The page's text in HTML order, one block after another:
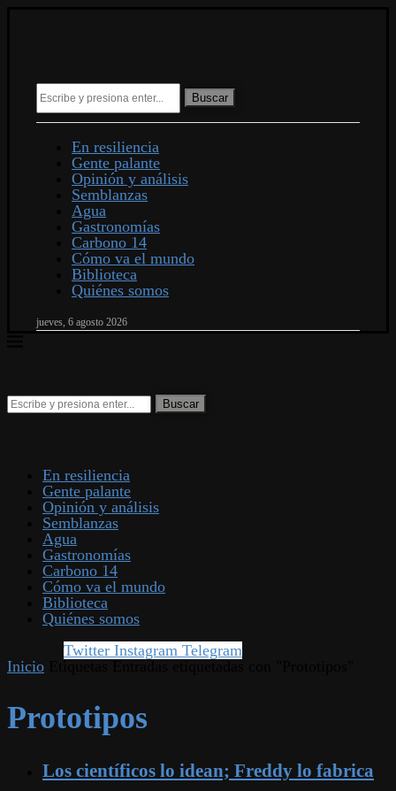
Buscar
En resiliencia
Gente palante
Opinión y análisis
Semblanzas
Agua
Gastronomías
Carbono 14
Cómo va el mundo
Biblioteca
Quiénes somos
jueves, 6 agosto 2026
En resiliencia
Gente palante
Opinión y análisis
Semblanzas
Agua
Gastronomías
Carbono 14
Cómo va el mundo
Biblioteca
Quiénes somos
Twitter Instagram Telegram
Inicio
Prototipos
Los científicos lo idean; Freddy lo fabrica